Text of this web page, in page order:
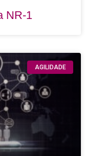
NR-1
AGILIDADE